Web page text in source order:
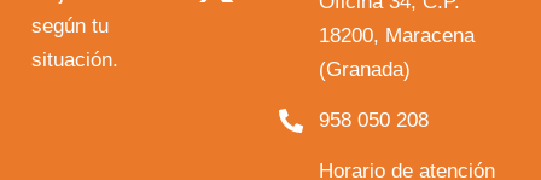
según tu
situación.
18200, Maracena
(Granada)
958 050 208
Horario de atención